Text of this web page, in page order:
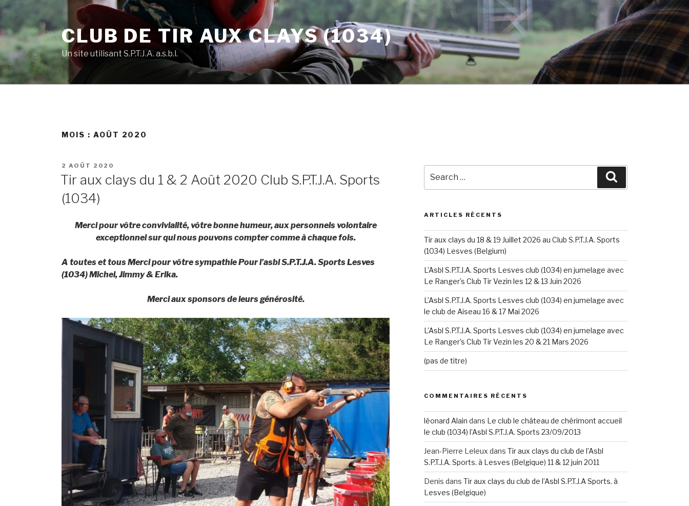
Skip
content
CLUB DE TIR AUX CLAYS (1034)
Un site utilisant S.P.T.J.A. a.s.b.l.
MOIS : AOÛT 2020
POSTED
2 AOÛT 2020
Tir aux clays du 1 & 2 Août 2020 Club S.P.T.J.A. Sports
(1034)
Merci pour vôtre convivialité, vôtre bonne humeur, aux personnels volontaire
exceptionnel sur qui nous pouvons compter comme à chaque fois.
A toutes et tous Merci pour vôtre sympathie Pour l’asbl S.P.T.J.A. Sports Lesves
(1034) Michel, Jimmy & Erika.
Merci aux sponsors de leurs générosité.
for:
ARTICLES RÉCENTS
Tir aux clays du 18 & 19 Juillet 2026 au Club S.P.T.J.A. Sports
(1034) Lesves (Belgium)
L’Asbl S.P.T.J.A. Sports Lesves club (1034) en jumelage avec
Le Ranger’s Club Tir Vezin les 12 & 13 Juin 2026
L’Asbl S.P.T.J.A. Sports Lesves club (1034) en jumelage avec
le club de Aiseau 16 & 17 Mai 2026
L’Asbl S.P.T.J.A. Sports Lesves club (1034) en jumelage avec
Le Ranger’s Club Tir Vezin les 20 & 21 Mars 2026
(pas de titre)
COMMENTAIRES RÉCENTS
léonard Alain dans Le club le château de chérimont accueil
le club (1034) l’Asbl S.P.T.J.A. Sports 23/09/2013
Jean-Pierre Leleux dans Tir aux clays du club de l’Asbl
S.P.T.J.A. Sports. à Lesves (Belgique) 11 & 12 juin 2011
Denis dans Tir aux clays du club de l’Asbl S.P.T.J.A Sports. à
Lesves (Belgique)